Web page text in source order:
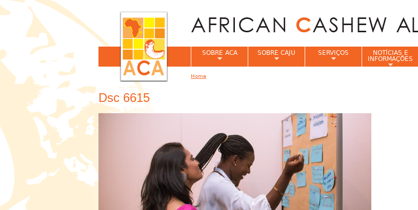
Dsc 6615
SOBRE ACA SOBRE CAJU SERVIÇOS
NOTÍCIAS E
INFORMAÇÕES
Home